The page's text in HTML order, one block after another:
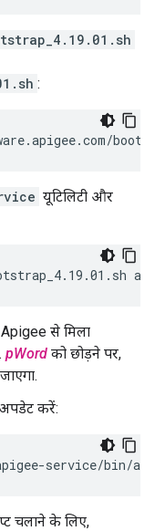
:
यूटिलिटी और
से मिला
pWord को छोड़ने पर,
करें:
service/bin/
चलाने के लिए,